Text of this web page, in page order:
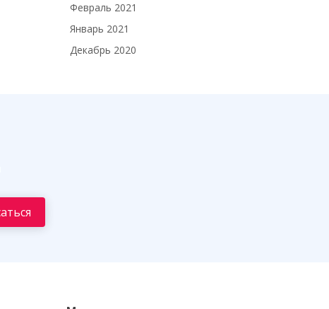
Февраль 2021
Январь 2021
Декабрь 2020